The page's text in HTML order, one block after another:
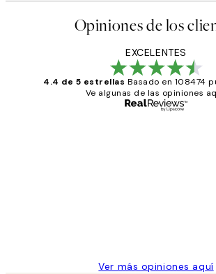
Opiniones de los
EXCELENTES
4.4 de 5 estrellas Basado en 108474
Ve algunas de las opiniones
Ver más opiniones aquí